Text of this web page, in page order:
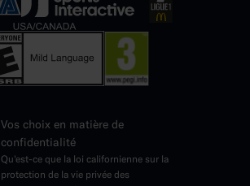
Vos choix en matière de
confidentialité
Qu'est-ce que la loi californienne sur la
protection de la vie privée des